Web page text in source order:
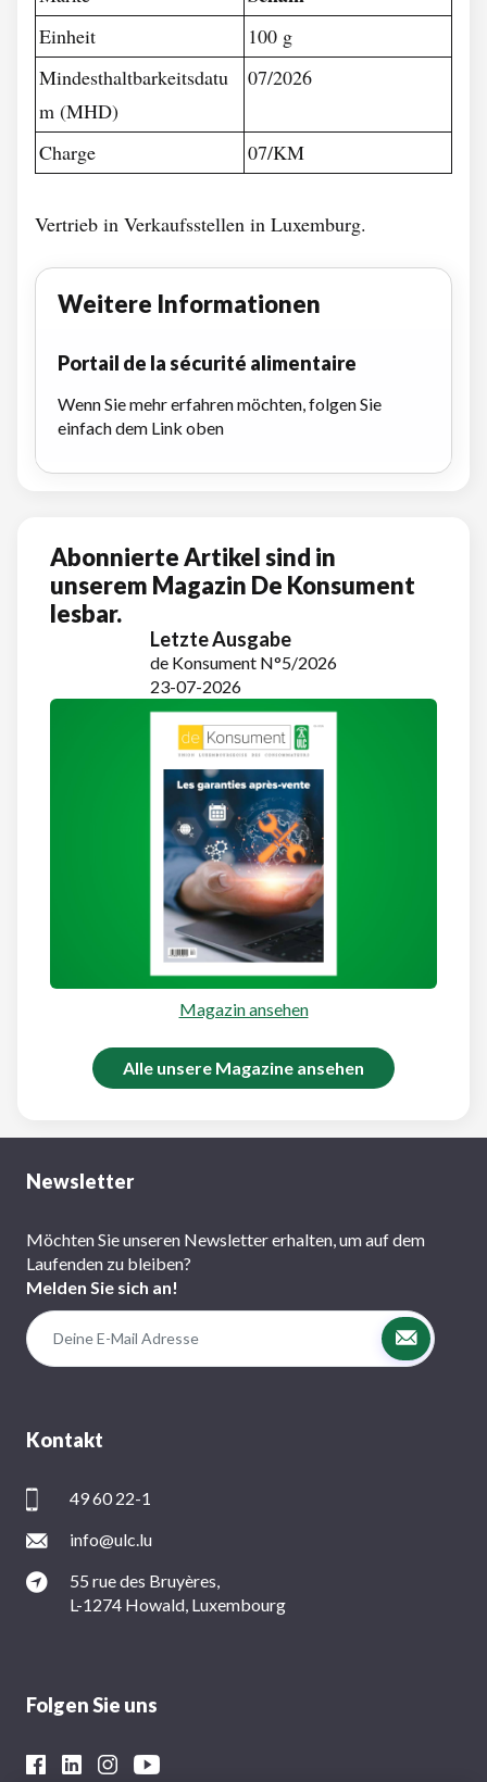
Einheit
100 g
Mindesthaltbarkeitsdatu
m (MHD)
07/2026
Charge 07/KM
Vertrieb in Verkaufsstellen in Luxemburg.
Weitere Informationen
Portail de la sécurité alimentaire
Wenn Sie mehr erfahren möchten, folgen Sie
einfach dem Link oben
Abonnierte Artikel sind in
unserem Magazin De Konsument
lesbar.
Letzte Ausgabe
de Konsument N°5/2026
23-07-2026
Magazin ansehen
Alle unsere Magazine ansehen
Newsletter
Möchten Sie unseren Newsletter erhalten, um auf dem
Laufenden zu bleiben?
Melden Sie sich an!
Kontakt
49 60 22-1
info@ulc.lu
55 rue des Bruyères,
L-1274 Howald, Luxembourg
Folgen Sie uns